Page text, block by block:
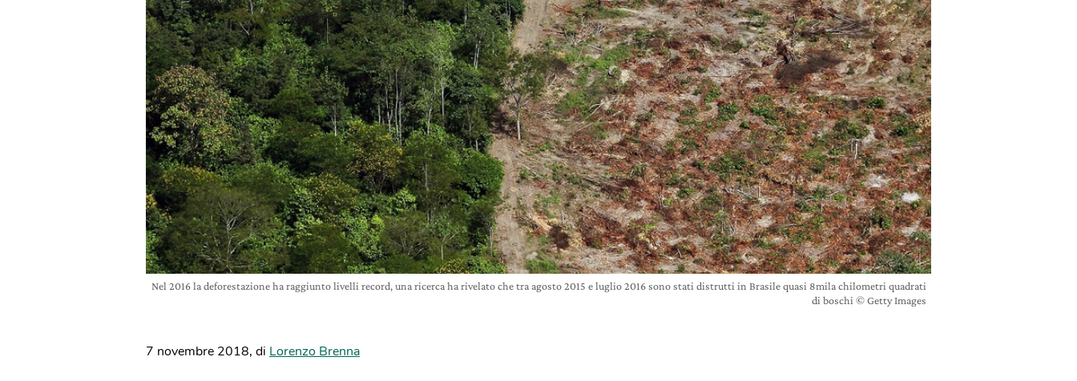
Nel 2016 la deforestazione ha raggiunto livelli record, una ricerca ha rivelato che tra agosto 2015 e luglio 2016 sono stati distrutti in Brasile quasi 8mila chilometri quadrati
di boschi © Getty Images
7 novembre 2018, di Lorenzo Brenna